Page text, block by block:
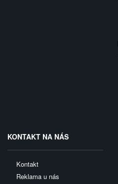
KONTAKT NA NÁS
Kontakt
Reklama u nás